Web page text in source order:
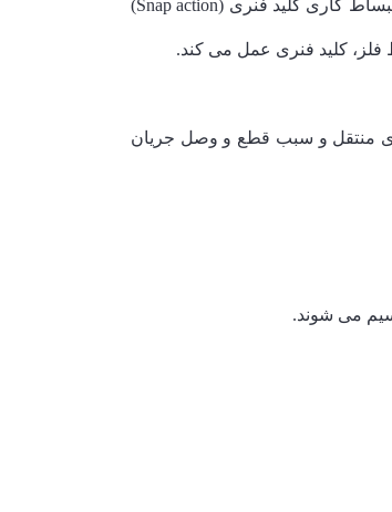
سنسور بالا می رود مایع از طریق لوله مویین به داخل دیافراگم رفته و ایجاد انبساط کاری (Working distention) می نماید. به وسیله این انبساط کاری کلید فنری (Snap action)
فلز، کلید فنری عمل می کند.
منتقل و سبب قطع و وصل جریان
می شوند.